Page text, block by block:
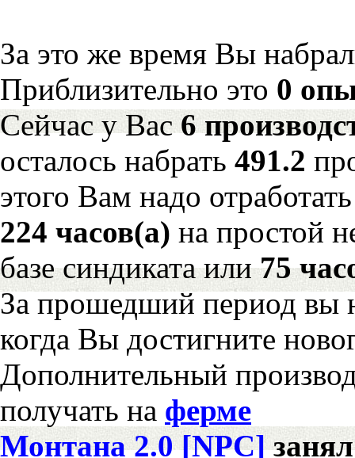
За это же время Вы
Приблизительно это 0
Сейчас у Вас6
осталось набрать 491.2
этого Вам надо отработать
224 часов(а) на простой
базе синдиката или75
За прошедший период вы
когда Вы достигните
Дополнительный
получать на ферме
Монтана 2.0 [NPC]